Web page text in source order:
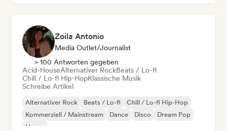
Zoila Antonio
Media Outlet/Journalist
> 100 Antworten gegeben
Acid-HouseAlternativer RockBeats / Lo-fi
Chill / Lo-fi Hip-HopKlassische Musik
Schreibe Artikel
Alternativer Rock Beats / Lo-fi
Chill / Lo-fi Hip-Hop
Kommerziell / Mainstream
Dance Disco
Dream Pop
House